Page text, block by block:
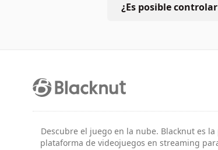
¿Es posible
Descubre el juego en la nube. Blacknut es
plataforma de videojuegos en streaming